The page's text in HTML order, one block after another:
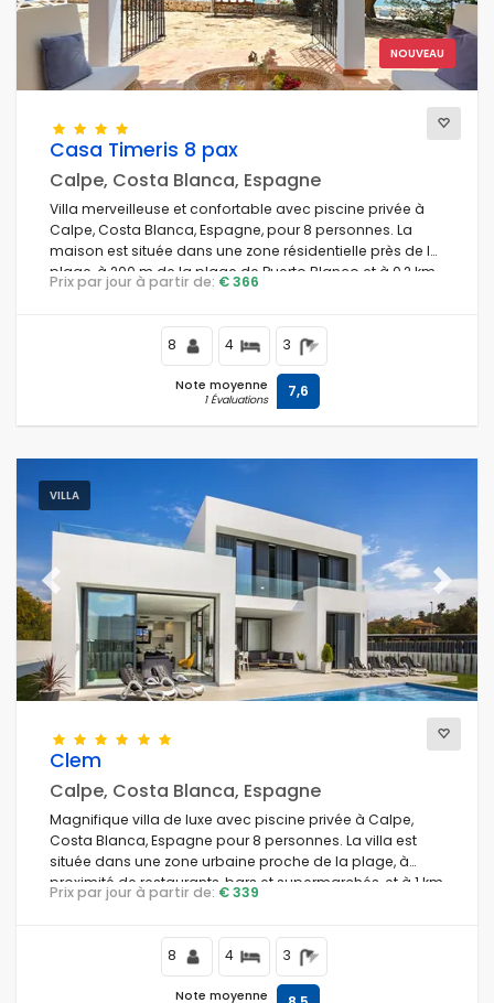
Vues
Catégories supplémentaires
NOUVEAU
Casa Timeris 8 pax
Calpe, Costa Blanca, Espagne
Villa merveilleuse et confortable avec piscine privée à
Calpe, Costa Blanca, Espagne, pour 8 personnes. La
maison est située dans une zone résidentielle près de la
plage, à 200 m de la plage de Puerto Blanco et à 0,2 km
de la mer Méditerranée.
Prix par jour à partir de: € 366
8 4 3
Note moyenne
1 Évaluations 7,6
VILLA
Previous Next
Clem
Calpe, Costa Blanca, Espagne
Magnifique villa de luxe avec piscine privée à Calpe,
Costa Blanca, Espagne pour 8 personnes. La villa est
située dans une zone urbaine proche de la plage, à
proximité de restaurants, bars et supermarchés, et à 1 km
de la plage.
Prix par jour à partir de: € 339
8 4 3
Note moyenne